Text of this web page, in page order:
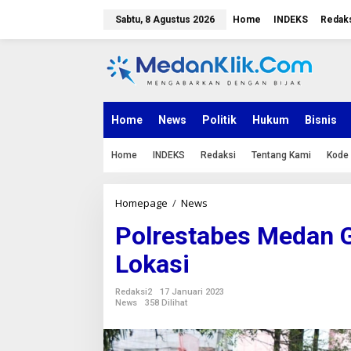
Sabtu, 8 Agustus 2026 Home INDEKS
Home News Politik Hukum Bisnis
Home INDEKS Redaksi Tentang Kami
Homepage / News
l
r
t
e
s
Polrestabes Medan
Lokasi
Redaksi2
17 Januari 2023
News
358 Dilihat